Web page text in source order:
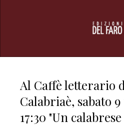
Al Caffè letterario
Calabriaè, sabato
17:30 "Un